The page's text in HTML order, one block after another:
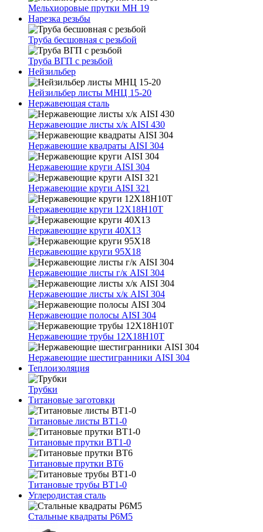
Мельхиоровые прутки МН 19
Нарезка резьбы
Труба бесшовная с резьбой
Труба ВГП с резьбой
Нейзильбер
Нейзильбер листы МНЦ 15-20
Нержавеющая сталь
Нержавеющие листы х/к AISI 430
Нержавеющие квадраты AISI 304
Нержавеющие круги AISI 304
Нержавеющие круги AISI 321
Нержавеющие круги 12Х18Н10Т
Нержавеющие круги 40Х13
Нержавеющие круги 95Х18
Нержавеющие листы г/к AISI 304
Нержавеющие листы х/к AISI 304
Нержавеющие полосы AISI 304
Нержавеющие трубы 12Х18Н10Т
Нержавеющие шестигранники AISI 304
Теплоизоляция
Трубки
Титановые заготовки
Титановые листы ВТ1-0
Титановые прутки ВТ1-0
Титановые прутки ВТ6
Титановые трубы ВТ1-0
Углеродистая сталь
Стальные квадраты Р6М5